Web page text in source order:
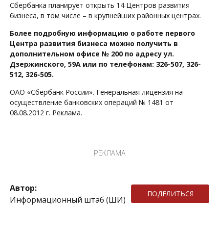
Сбербанка планирует открыть 14 Центров развития
бизнеса, в том числе – в крупнейших районных центрах.
Более подробную информацию о работе первого
Центра развития бизнеса можно получить в
дополнительном офисе № 200 по адресу ул.
Дзержинского, 59А или по телефонам: 326-507, 326-
512, 326-505.
ОАО «Сбербанк России». Генеральная лицензия на
осуществление банковских операций № 1481 от
08.08.2012 г. Реклама.
РЕКЛАМА
Автор:
Информационный штаб (ШИ)
ПОДЕЛИТЬСЯ